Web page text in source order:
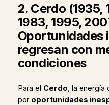
2. Cerdo (1935,
1983, 1995,
Oportunidades
regresan con
condiciones
Para el Cerdo , la
por oportunidades